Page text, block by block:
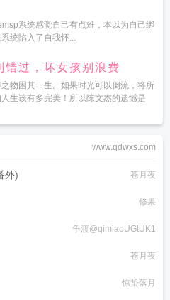
系统感觉自己有点难，本以为自己绑
统陷入了自我怀...
错过，坏女孩别浪费
物困其一生。如果时光可以倒流，将所
生该有多完美！所以陈文杰的遗憾是
www.qdwxs.com
外) 苍月夜
修果
争渡@qimiaoUGtUK1
苍月夜
惊蛰落月